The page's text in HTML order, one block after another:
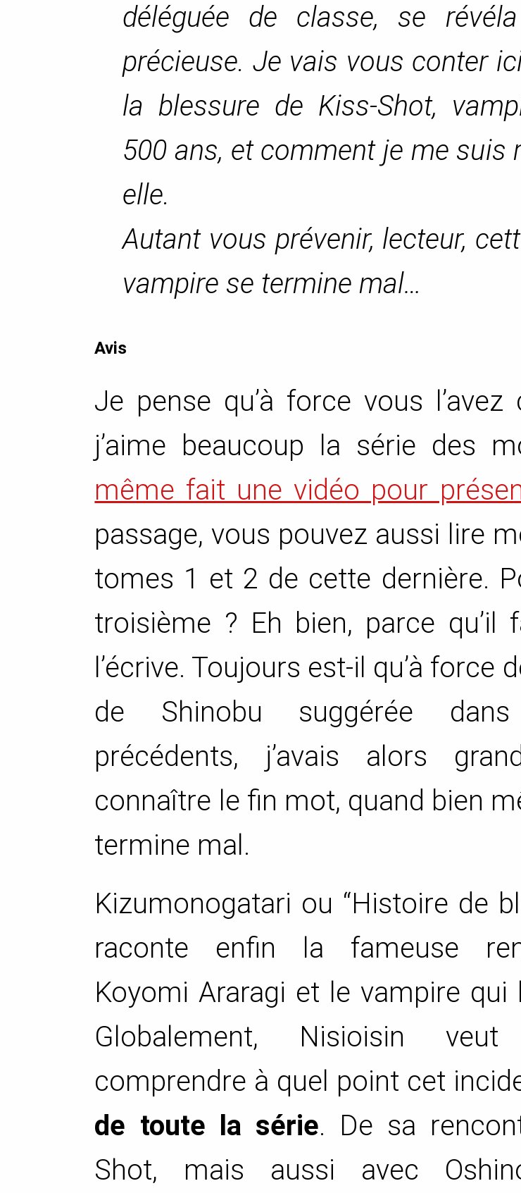
déléguée de classe, se
précieuse. Je vais vous conter
la blessure de Kiss-Shot,
500 ans, et comment je me suis
elle.
Autant vous prévenir, lecteur,
vampire se termine mal…
Avis
Je pense qu’à force vous
j’aime beaucoup la série des
même fait une vidéo pour
passage, vous pouvez aussi lire
tomes 1 et 2 de cette dernière.
troisième ? Eh bien, parce qu’il
l’écrive. Toujours est-il qu’à force
de Shinobu suggérée
précédents, j’avais alors
connaître le fin mot, quand bien
termine mal.
Kizumonogatari ou “Histoire de
raconte enfin la fameuse
Koyomi Araragi et le vampire qui
Globalement, Nisioisin
comprendre à quel point cet
de toute la série. De sa
Shot, mais aussi avec